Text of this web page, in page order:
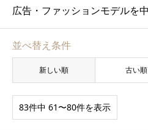
広告・ファッションモデルを
並べ替え条件
新しい順 古い順
83件中 61〜80件を表示